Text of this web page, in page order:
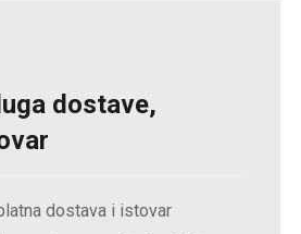
dostave,
dostava i istovar